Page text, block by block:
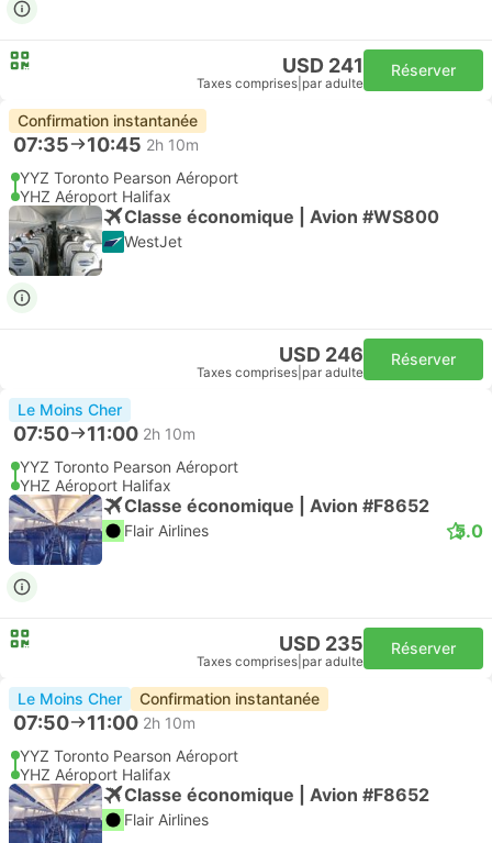
USD 241
Taxes comprises par adulte
Réserver
Confirmation instantanée
07:35 10:45 2h 10m
YYZ Toronto Pearson Aéroport
YHZ Aéroport Halifax
Classe économique | Avion #WS800
WestJet
USD 246
Taxes comprises par adulte
Réserver
Le Moins Cher
07:50 11:00 2h 10m
YYZ Toronto Pearson Aéroport
YHZ Aéroport Halifax
Classe économique | Avion #F8652
Flair Airlines 5.0
USD 235
Taxes comprises par adulte
Réserver
Le Moins Cher Confirmation instantanée
07:50 11:00 2h 10m
YYZ Toronto Pearson Aéroport
YHZ Aéroport Halifax
Classe économique | Avion #F8652
Flair Airlines